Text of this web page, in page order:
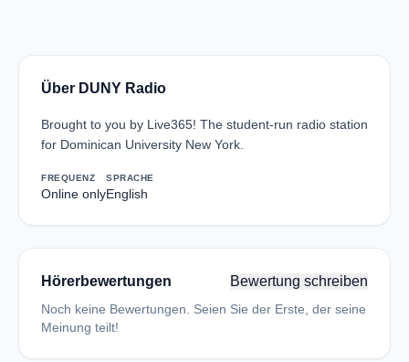
Über DUNY Radio
Brought to you by Live365! The student-run radio station
for Dominican University New York.
FREQUENZ
Online only
SPRACHE
English
Hörerbewertungen Bewertung schreiben
Noch keine Bewertungen. Seien Sie der Erste, der seine
Meinung teilt!